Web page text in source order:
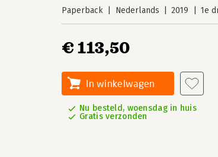
Paperback Nederlands 2019 1e
€ 113,50
In winkelwagen
Nu besteld, woensdag in huis
Gratis verzonden